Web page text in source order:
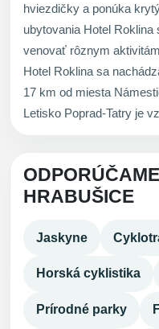
hviezdičky a ponúka
ubytovania Hotel
venovať rôznym
Hotel Roklina sa
17 km od miesta
Letisko Poprad-Tatry je
HRABUŠICE
Jaskyne
Horská cyklistika
Prírodné parky